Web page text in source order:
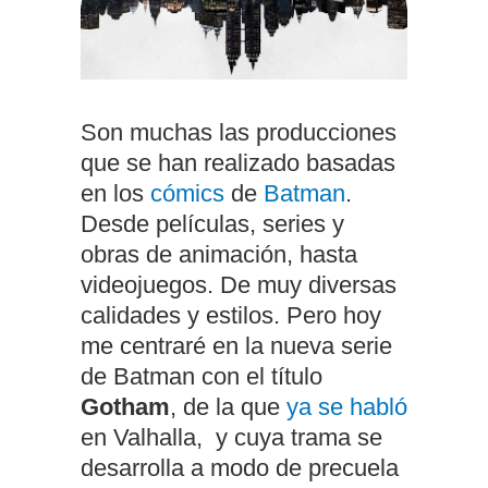
Son muchas las producciones
que se han realizado basadas
en los cómics de Batman.
Desde películas, series y
obras de animación, hasta
videojuegos. De muy diversas
calidades y estilos. Pero hoy
me centraré en la nueva serie
de Batman con el título
Gotham, de la que ya se habló
en Valhalla, y cuya trama se
desarrolla a modo de precuela